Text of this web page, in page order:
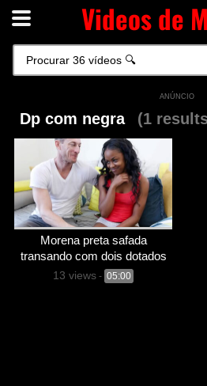
Videos de
ANÚNCIO
Dp com negra (1
Morena preta safada
transando com dois dotados
13 views - 05:00